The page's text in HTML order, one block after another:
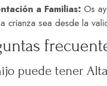
a Familias: Os
crianza sea desde la
puede tener